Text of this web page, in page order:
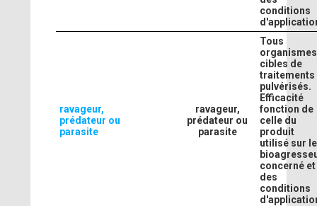
conditions
ravageur,
prédateur ou
parasite
ravageur,
prédateur ou
parasite
Tous
organismes
cibles de
traitements
pulvérisés.
Efficacité
fonction de
celle du
produit
utilisé sur le
concerné et
des
conditions